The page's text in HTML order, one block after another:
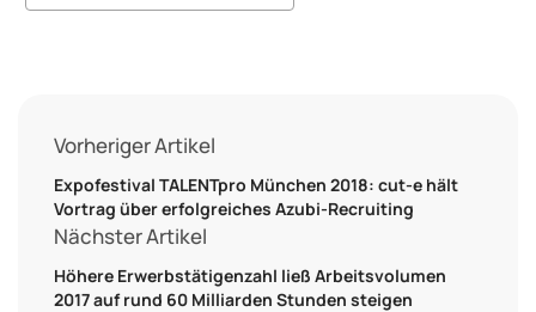
Vorheriger Artikel
Expofestival TALENTpro München 2018: cut-e hält
Vortrag über erfolgreiches Azubi-Recruiting
Nächster Artikel
Höhere Erwerbstätigenzahl ließ Arbeitsvolumen
2017 auf rund 60 Milliarden Stunden steigen